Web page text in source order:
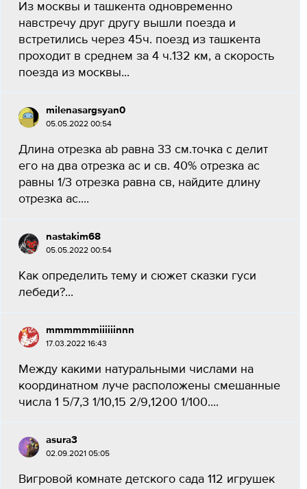
Из москвы и ташкента одновременно
навстречу друг другу вышли поезда и
встретились через 45ч. поезд из ташкента
проходит в среднем за 4 ч.132 км, а скорость
поезда из москвы...
milenasargsyan0
05.05.2022 00:54
Длина отрезка ab равна 33 см.точка с делит
его на два отрезка ас и св. 40% отрезка ас
равны 1/3 отрезка равна св, найдите длину
отрезка ас....
nastakim68
05.05.2022 00:54
Как определить тему и сюжет сказки гуси
лебеди?...
mmmmmmiiiiiinnn
17.03.2022 16:43
Между какими натуральными числами на
координатном луче расположены смешанные
числа 1 5/7,3 1/10,15 2/9,1200 1/100....
asura3
02.09.2021 05:05
Вигровой комнате детского сада 112 игрушек